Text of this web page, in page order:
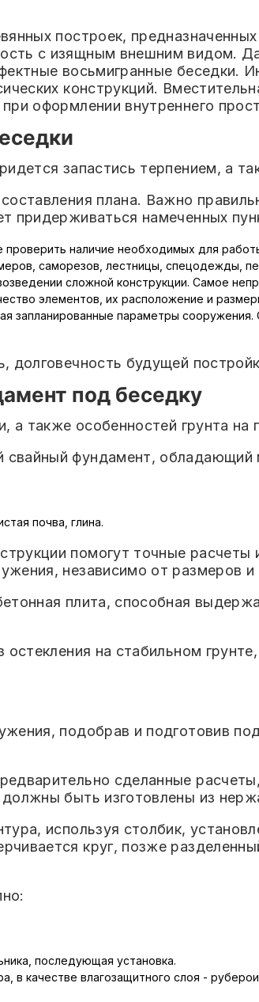
построек,
с изящным внешним видом.
восьмигранные беседки.
конструкций.
оформлении внутреннего
запастись терпением, а
плана. Важно
придерживаться намеченных
проверить наличие необходимых для
саморезов, лестницы, спецодежды,
сложной конструкции. Самое
элементов, их расположение и
запланированные параметры
будущей
под беседку
а также особенностей грунта на
свайный фундамент,
почва, глина.
помогут точные расчеты
независимо от размеров
плита, способная
на стабильном
подобрав и подготовив
сделанные
быть изготовлены из
используя столбик,
круг, позже
последующая установка.
в качестве влагозащитного слоя -